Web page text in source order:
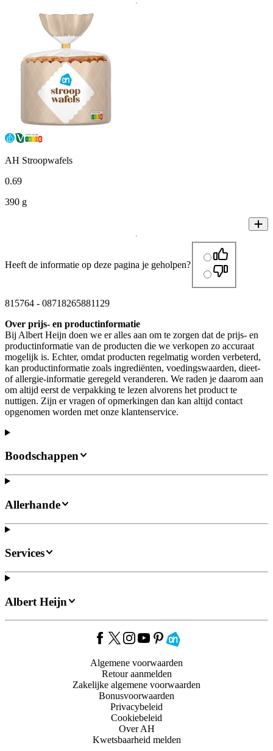
AH Stroopwafels
0.69
390 g
Heeft de informatie op deze pagina je geholpen?
815764 - 08718265881129
Over prijs- en productinformatie
Bij Albert Heijn doen we er alles aan om te zorgen dat de prijs- en
productinformatie van de producten die we verkopen zo accuraat
mogelijk is. Echter, omdat producten regelmatig worden verbeterd,
kan productinformatie zoals ingrediënten, voedingswaarden, dieet-
of allergie-informatie geregeld veranderen. We raden je daarom aan
om altijd eerst de verpakking te lezen alvorens het product te
nuttigen. Zijn er vragen of opmerkingen dan kan altijd contact
opgenomen worden met onze klantenservice.
Boodschappen
Allerhande
Services
Albert Heijn
Algemene voorwaarden
Retour aanmelden
Zakelijke algemene voorwaarden
Bonusvoorwaarden
Privacybeleid
Cookiebeleid
Over AH
Kwetsbaarheid melden